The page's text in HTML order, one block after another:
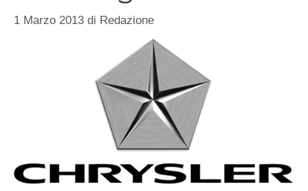
1 Marzo 2013 di Redazione